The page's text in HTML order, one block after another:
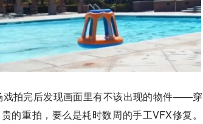
戏拍完后发现画面里有不该出现的物件——穿
重拍，要么是耗时数周的手工VFX修复。